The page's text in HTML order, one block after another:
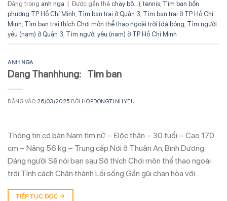
Đăng trong anh nga Được gắn thẻ chạy bộ...), tennis, Tìm bạn bốn
phương TP Hồ Chí Minh, Tìm bạn trai ở Quận 3, Tìm bạn trai ở TP Hồ Chí
Minh, Tìm bạn trai thích Chơi môn thể thao ngoài trời (đá bóng, Tìm người
yêu (nam) ở Quận 3, Tìm người yêu (nam) ở TP Hồ Chí Minh
ANH NGA
Dang Thanhhung: Tìm ban
ĐĂNG VÀO 26/03/2025 BỞI HOPDONGTINHYEU
Thông tin cơ bản Nam tìm nữ – Độc thân – 30 tuổi – Cao 170
cm – Nặng 56 kg – Trung cấp Nơi ở Thuận An, Bình Dương
Dáng người Sẽ nói bạn sau Sở thích Chơi môn thể thao ngoài
trời Tính cách Chân thành Lối sống Gần gũi chan hòa với…
TIẾP TỤC ĐỌC →